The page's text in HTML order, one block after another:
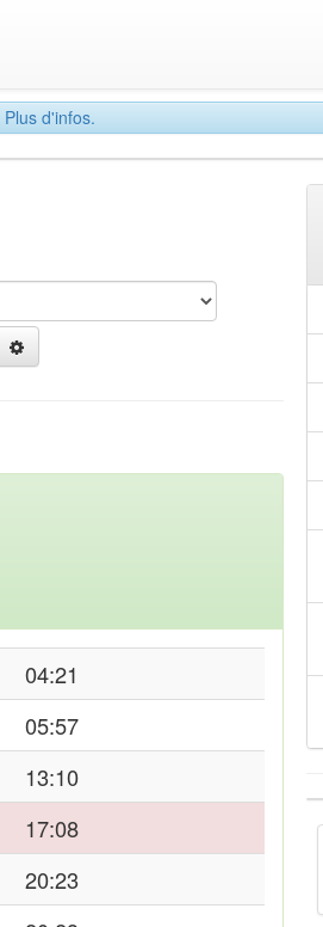
Plus d'infos.
04:21
05:57
13:10
17:08
20:23